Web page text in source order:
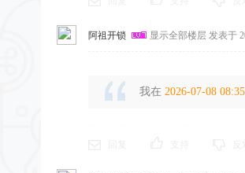
阿祖开锁 显示全部楼层 发表于
我在 2026-07-08 08:35